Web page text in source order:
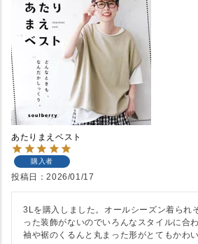
あたりまえベスト
購入者
投稿日 2026/01/17
3Lを購入しました。オールシーズン着られ
った装飾がないのでいろんなスタイルに合
袖や裾のくるんと丸まった形がとてもかわい